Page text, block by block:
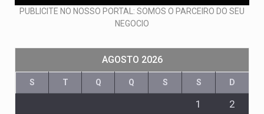
PUBLICITE NO NOSSO PORTAL: SOMOS O PARCEIRO DO SEU
NEGOCIO
AGOSTO 2026
S T Q Q S S D
1
2